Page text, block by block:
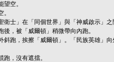
望空。
衛士」在「同個世界」與「神威啟示」
後，被「威爾頓」稍微帶向內跑。
斜跑，挨擦「威爾頓」。「民族英雄」
跑，沒有遮擋。